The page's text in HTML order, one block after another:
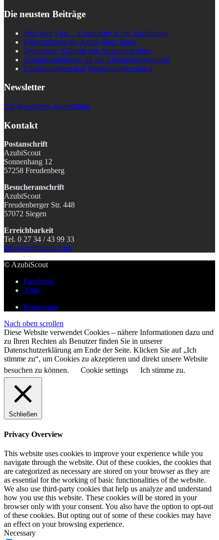
Die neusten Beiträge
Jetzt geht´s los… Gespräche in der Ausbildung
Unterstützung bei Azubi-Start-Tagen
Technische Affinität von Auszubildenden
Gesprächsleitfaden für ein Übernahmegespräch
Einstellungstest und Vorstellungsgespräch
Newsletter
Zur Newsletter-Anmeldung.
Kontakt
Postanschrift
AzubiScout
Sonnenhang 12
57258 Freudenberg
Besucheranschrift
AzubiScout
Freudenberger Str. 448
57072 Siegen
Erreichbarkeit
Tel. 0 27 34 / 43 99 33
info@azubiscout.com
© AzubiScout
Facebook
Xing
Impressum
Nach oben scrollen
Diese Website verwendet Cookies – nähere Informationen dazu und
zu Ihren Rechten als Benutzer finden Sie in unserer
Datenschutzerklärung am Ende der Seite. Klicken Sie auf „Ich
stimme zu“, um Cookies zu akzeptieren und direkt unsere Website
besuchen zu können.
Cookie settings Ich stimme zu.
Schließen
Privacy Overview
This website uses cookies to improve your experience while you
navigate through the website. Out of these cookies, the cookies that
are categorized as necessary are stored on your browser as they are
as essential for the working of basic functionalities of the website.
We also use third-party cookies that help us analyze and understand
how you use this website. These cookies will be stored in your
browser only with your consent. You also have the option to opt-out
of these cookies. But opting out of some of these cookies may have
an effect on your browsing experience.
Necessary